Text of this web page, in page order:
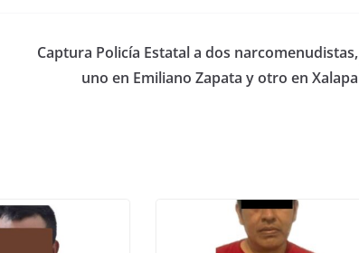
Captura Policía Estatal a dos narcomenudistas,
uno en Emiliano Zapata y otro en Xalapa